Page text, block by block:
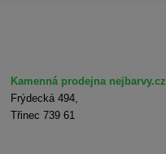
Kamenná prodejna nejbarvy.cz
Frýdecká 494,
Třinec 739 61